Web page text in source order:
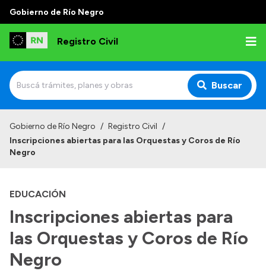
Gobierno de Río Negro
Registro Civil
Buscar
Institucional
Autoridades
Delegaciones
Estadísticas de hechos vitales
Gobierno de Río Negro / Registro Civil /
Inscripciones abiertas para las Orquestas y Coros de Río
Negro
EDUCACIÓN
Inscripciones abiertas para
las Orquestas y Coros de Río
Negro